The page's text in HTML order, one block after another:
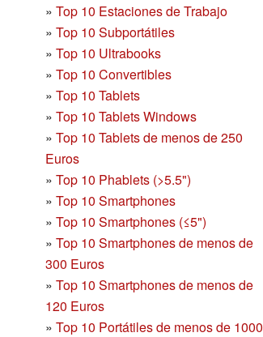
» Top 10 Estaciones de Trabajo
» Top 10 Subportátiles
» Top 10 Ultrabooks
» Top 10 Convertibles
» Top 10 Tablets
» Top 10 Tablets Windows
» Top 10 Tablets de menos de 250
Euros
» Top 10 Phablets (>5.5")
» Top 10 Smartphones
» Top 10 Smartphones (≤5")
» Top 10 Smartphones de menos de
300 Euros
» Top 10 Smartphonesde menos de
120 Euros
» Top 10 Portátiles de menos de 1000